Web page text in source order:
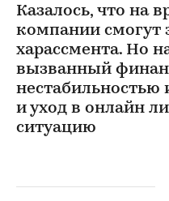
Казалось, что на
компании смогут
харассмента. Но
вызванный
нестабильностью
и уход в онлайн
ситуацию